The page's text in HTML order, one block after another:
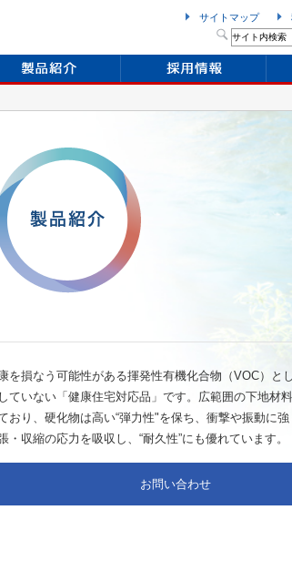
サイトマップ
を損なう可能性がある揮発性有機化合物（VOC）と
ていない「健康住宅対応品」です。広範囲の下地材
おり、硬化物は高い“弾力性"を保ち、衝撃や振動に
・収縮の応力を吸収し、“耐久性”にも優れています。
お問い合わせ